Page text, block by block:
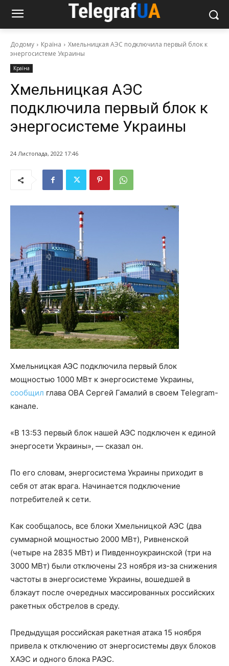
Додому Країна
Хмельницкая АЭС подключила первый блок к
энергосистеме Украины
Країна
Хмельницкая АЭС
подключила первый блок к
энергосистеме Украины
24 Листопада, 2022 17:46
Хмельницкая АЭС подключила первый блок
мощностью 1000 МВт к энергосистеме Украины,
сообщил глава ОВА Сергей Гамалий в своем Telegram-
канале.
«В 13:53 первый блок нашей АЭС подключен к единой
энергосети Украины», — сказал он.
По его словам, энергосистема Украины приходит в
себя от атак врага. Начинается подключение
потребителей к сети.
Как сообщалось, все блоки Хмельницкой АЭС (два
суммарной мощностью 2000 МВт), Ривненской
(четыре на 2835 МВт) и Пивденноукраинской (три на
3000 МВт) были отключены 23 ноября из-за снижения
частоты в энергосистеме Украины, вошедшей в
блэкаут после очередных массированных российских
ракетных обстрелов в среду.
Предыдущая российская ракетная атака 15 ноября
привела к отключению от энергосистемы двух блоков
ХАЭС и одного блока РАЭС.